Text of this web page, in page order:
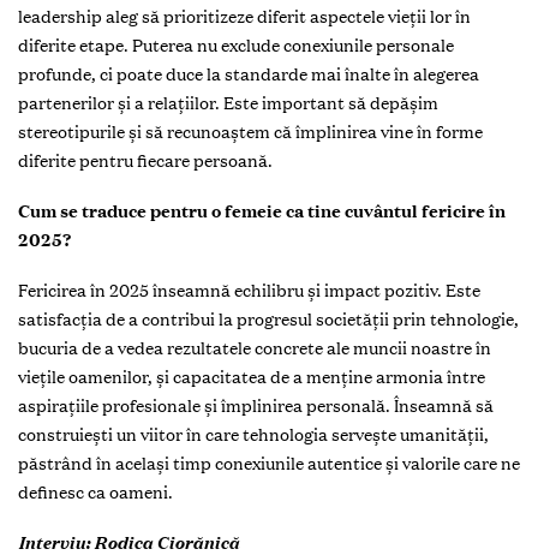
leadership aleg să prioritizeze diferit aspectele vieții lor în
diferite etape. Puterea nu exclude conexiunile personale
profunde, ci poate duce la standarde mai înalte în alegerea
partenerilor și a relațiilor. Este important să depășim
stereotipurile și să recunoaștem că împlinirea vine în forme
diferite pentru fiecare persoană.
Cum se traduce pentru o femeie ca tine cuvântul fericire în
2025?
Fericirea în 2025 înseamnă echilibru și impact pozitiv. Este
satisfacția de a contribui la progresul societății prin tehnologie,
bucuria de a vedea rezultatele concrete ale muncii noastre în
viețile oamenilor, și capacitatea de a menține armonia între
aspirațiile profesionale și împlinirea personală. Înseamnă să
construiești un viitor în care tehnologia servește umanității,
păstrând în același timp conexiunile autentice și valorile care ne
definesc ca oameni.
Interviu: Rodica Ciorănică